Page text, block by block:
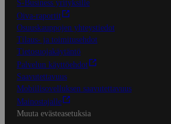
S-Business yrityksille
Oiva-raportit
Osuuskauppojen yhteystiedot
Tilaus- ja toimitusehdot
Tietosuojakäytäntö
Palvelun käyttöehdot
Saavutettavuus
Mobiilisovelluksen saavutettavuus
Mainostajalle
Muuta evästeasetuksia